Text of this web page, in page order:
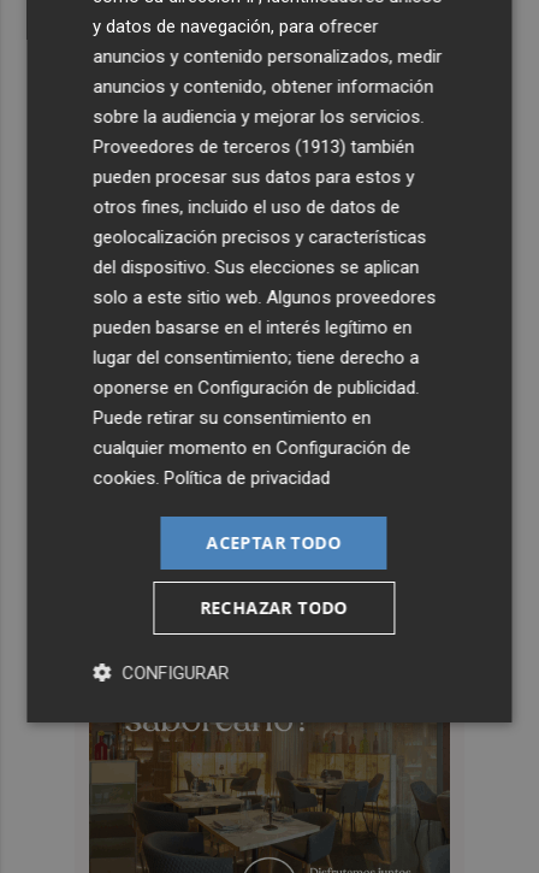
y datos de navegación, para ofrecer
anuncios y contenido personalizados, medir
anuncios y contenido, obtener información
sobre la audiencia y mejorar los servicios.
Proveedores de terceros (1913) también
pueden procesar sus datos para estos y
otros fines, incluido el uso de datos de
geolocalización precisos y características
del dispositivo. Sus elecciones se aplican
solo a este sitio web. Algunos proveedores
pueden basarse en el interés legítimo en
lugar del consentimiento; tiene derecho a
oponerse enConfiguración de publicidad.
Puede retirar su consentimiento en
cualquier momento enConfiguración de
cookies.Política de privacidad
ACEPTAR TODO
RECHAZAR TODO
CONFIGURAR